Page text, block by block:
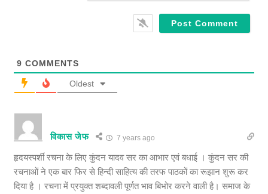
9 COMMENTS
Oldest
विकास जेफ 7 years ago
हृदयस्पर्शी रचना के लिए कुंदन यादव सर का आभार एवं बधाई । कुंदन सर की
रचनाओं ने एक बार फिर से हिन्दी साहित्य की तरफ पाठकों का रूझान शुरू कर
दिया है । रचना में प्रयुक्त शब्दावली पूर्णत भाव बिभोर करने वाली है। समाज के